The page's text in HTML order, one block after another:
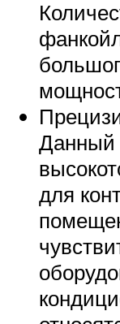
Данный
для